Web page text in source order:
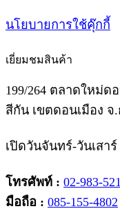
นโยบายการใช้คุ๊กกี้
เยี่ยมชมสินค้า
199/264 ตลาดใหม่ด
สีกัน เขตดอนเมือง จ.
เปิดวันจันทร์-วันเสาร์
โทรศัพท์ : 02-983-
มือถือ : 085-155-4802